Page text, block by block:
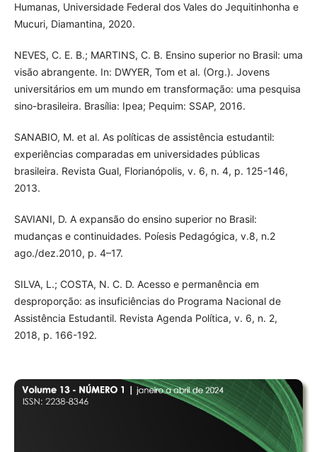
Humanas, Universidade Federal dos Vales do Jequitinhonha e
Mucuri, Diamantina, 2020.
NEVES, C. E. B.; MARTINS, C. B. Ensino superior no Brasil: uma
visão abrangente. In: DWYER, Tom et al. (Org.). Jovens
universitários em um mundo em transformação: uma pesquisa
sino-brasileira. Brasília: Ipea; Pequim: SSAP, 2016.
SANABIO, M. et al. As políticas de assistência estudantil:
experiências comparadas em universidades públicas
brasileira. Revista Gual, Florianópolis, v. 6, n. 4, p. 125-146,
2013.
SAVIANI, D. A expansão do ensino superior no Brasil:
mudanças e continuidades. Poíesis Pedagógica, v.8, n.2
ago./dez.2010, p. 4–17.
SILVA, L.; COSTA, N. C. D. Acesso e permanência em
desproporção: as insuficiências do Programa Nacional de
Assistência Estudantil. Revista Agenda Política, v. 6, n. 2,
2018, p. 166-192.